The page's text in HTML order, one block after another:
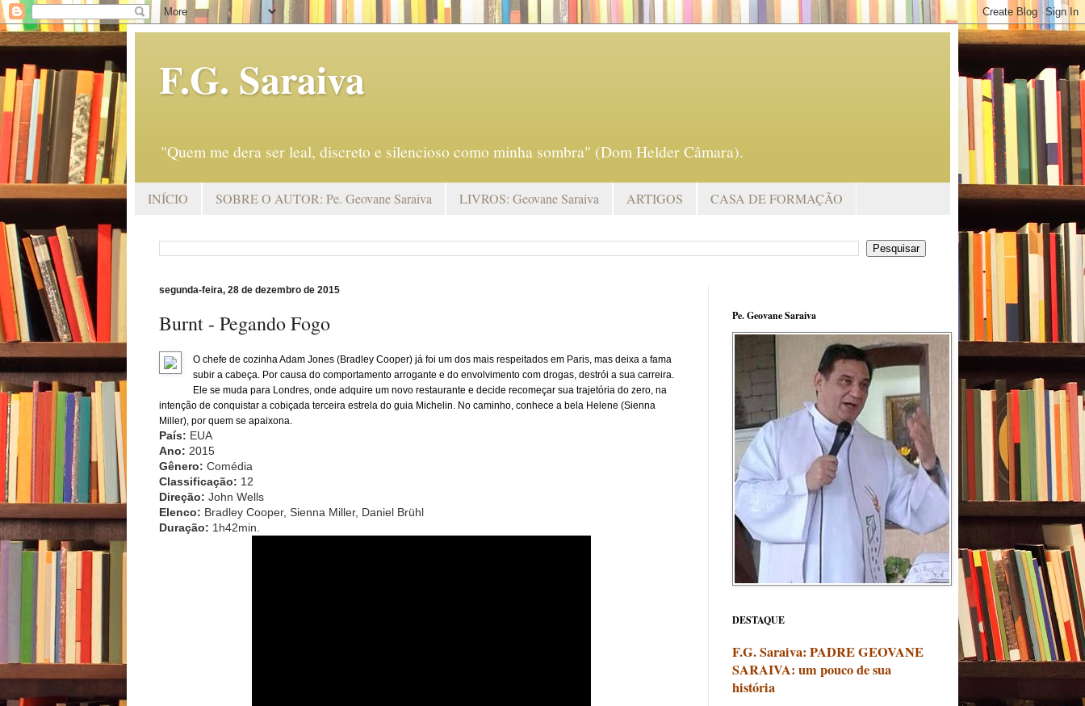
F.G. Saraiva
"Quem me dera ser leal, discreto e silencioso como minha sombra" (Dom Helder Câmara).
INÍCIO SOBRE O AUTOR: Pe. Geovane Saraiva LIVROS: Geovane Saraiva ARTIGOS CASA DE FORMAÇÃO
segunda-feira, 28 de dezembro de 2015
Burnt - Pegando Fogo
O chefe de cozinha Adam Jones (Bradley Cooper) já foi um dos mais respeitados em Paris, mas deixa a fama
subir a cabeça. Por causa do comportamento arrogante e do envolvimento com drogas, destrói a sua carreira.
Ele se muda para Londres, onde adquire um novo restaurante e decide recomeçar sua trajetória do zero, na
intenção de conquistar a cobiçada terceira estrela do guia Michelin. No caminho, conhece a bela Helene (Sienna
Miller), por quem se apaixona.
País: EUA
Ano: 2015
Gênero: Comédia
Classificação: 12
Direção: John Wells
Elenco: Bradley Cooper, Sienna Miller, Daniel Brühl
Duração: 1h42min.
Pe. Geovane Saraiva
DESTAQUE
F.G. Saraiva: PADRE GEOVANE
SARAIVA: um pouco de sua
história